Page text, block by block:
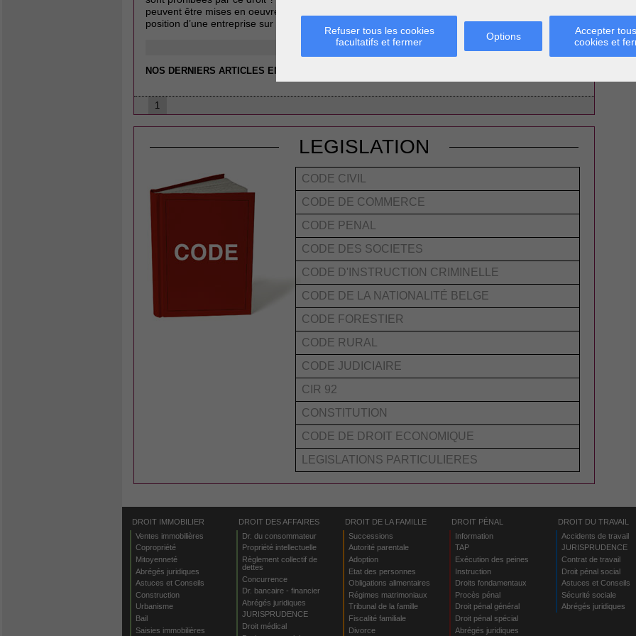
Refuser tous les cookies
facultatifs et fermer
Options
Accepter
cookies et
peuvent être mises en oeuvre et sont-elles toujours applicables ? Comment déterminer la
position d’une entreprise sur un marché ? Qu’est-ce qu’une concentration d’entreprises ?
Lire plus...
NOS DERNIERS ARTICLES EN DROIT DES AFFAIRES - CONCURRENCE
1
LEGISLATION
CODE CIVIL
CODE DE COMMERCE
CODE PENAL
CODE DES SOCIETES
CODE D'INSTRUCTION CRIMINELLE
CODE DE LA NATIONALITÉ BELGE
CODE FORESTIER
CODE RURAL
CODE JUDICIAIRE
CIR 92
CONSTITUTION
CODE DE DROIT ECONOMIQUE
LEGISLATIONS PARTICULIERES
DROIT IMMOBILIER
Ventes immobilières
Copropriété
Mitoyenneté
Abrégés juridiques
Astuces et Conseils
Construction
Urbanisme
Bail
Saisies immobilières
DROIT DES AFFAIRES
Dr. du consommateur
Propriété intellectuelle
Règlement collectif de
dettes
Concurrence
Dr. bancaire - financier
Abrégés juridiques
JURISPRUDENCE
Droit médical
DROIT DE LA FAMILLE
Successions
Autorité parentale
Adoption
Etat des personnes
Obligations alimentaires
Régimes matrimoniaux
Tribunal de la famille
Fiscalité familiale
Divorce
DROIT PÉNAL
Information
TAP
Exécution des peines
Instruction
Droits fondamentaux
Procès pénal
Droit pénal général
Droit pénal spécial
Abrégés juridiques
DROIT DU TRAVAIL
Accidents de travail
JURISPRUDENCE
Contrat de travail
Droit pénal social
Astuces et Conseils
Sécurité sociale
Abrégés juridiques